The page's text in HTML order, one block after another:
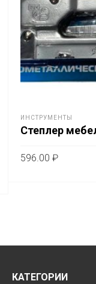
ИНСТРУМЕНТЫ
Степлер
596.00 ₽
КАТЕГОРИИ